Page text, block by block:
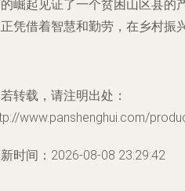
崛起见证了一个贫困山区县的
凭借着智慧和勤劳，在乡村振
转载，请注明出处：
www.panshenghui.com/
时间：2026-08-08 23:29:42